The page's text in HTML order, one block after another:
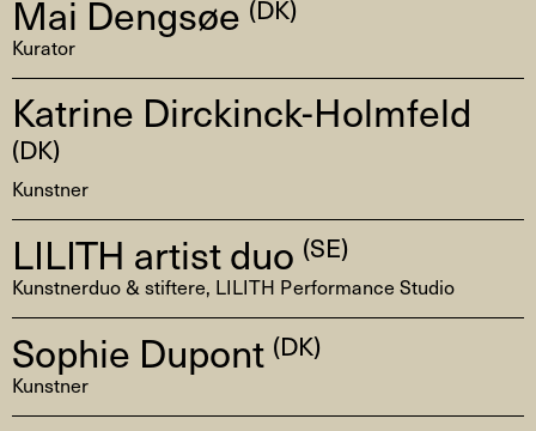
Mai Dengsøe (DK)
Kurator
Katrine Dirckinck-Holmfeld
(DK)
Kunstner
LILITH artist duo (SE)
Kunstnerduo & stiftere, LILITH Performance Studio
Sophie Dupont (DK)
Kunstner